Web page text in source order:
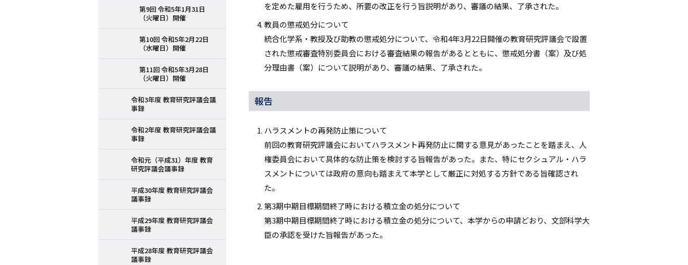
第9回 令和5年1月31日
（火曜日）開催
第10回 令和5年2月22日
（水曜日）開催
第11回 令和5年3月28日
（火曜日）開催
令和3年度 教育研究評議会議
事録
令和2年度 教育研究評議会議
事録
令和元（平成31）年度 教育
研究評議会議事録
平成30年度 教育研究評議会
議事録
平成29年度 教育研究評議会
議事録
平成28年度 教育研究評議会
議事録
を定めた雇用を行うため、所要の改正を行う旨説明があり、審議の結果、了承された。
教員の懲戒処分について
統合化学系・教授及び助教の懲戒処分について、令和4年3月22日開催の教育研究評議会で設置
された懲戒審査特別委員会における審査結果の報告があるとともに、懲戒処分書（案）及び処
分理由書（案）について説明があり、審議の結果、了承された。
報告
ハラスメントの再発防止策について
前回の教育研究評議会においてハラスメント再発防止に関する意見があったことを踏まえ、人
権委員会において具体的な防止策を検討する旨報告があった。また、特にセクシュアル・ハラ
スメントについては政府の意向も踏まえて本学として厳正に対処する方針である旨確認され
た。
第3期中期目標期間終了時における積立金の処分について
第3期中期目標期間終了時における積立金の処分について、本学からの申請どおり、文部科学大
臣の承認を受けた旨報告があった。